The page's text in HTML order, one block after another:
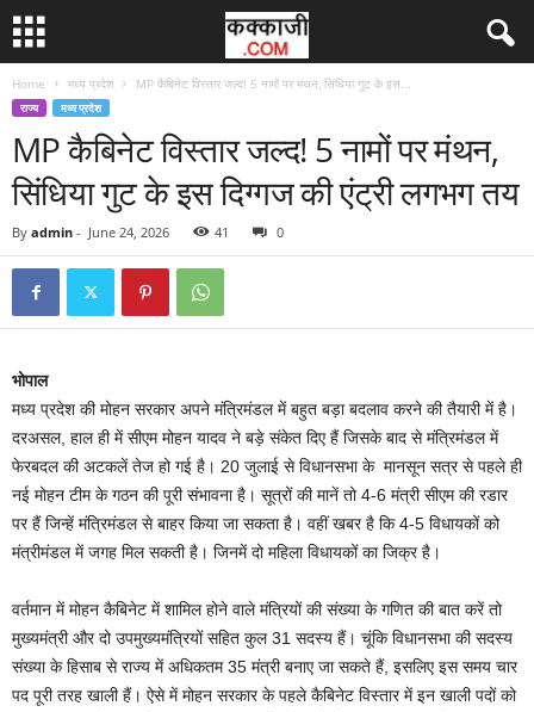
Home मध्य प्रदेश MP कैबिनेट विस्तार जल्द! 5 नामों पर मंथन, सिंधिया गुट के इस...
राज्य मध्य प्रदेश
MP कैबिनेट विस्तार जल्द! 5 नामों पर मंथन,
सिंधिया गुट के इस दिग्गज की एंट्री लगभग तय
By admin - June 24, 2026 41 0
भोपाल
मध्य प्रदेश की मोहन सरकार अपने मंत्रिमंडल में बहुत बड़ा बदलाव करने की तैयारी में है।
दरअसल, हाल ही में सीएम मोहन यादव ने बड़े संकेत दिए हैं जिसके बाद से मंत्रिमंडल में
फेरबदल की अटकलें तेज हो गई है। 20 जुलाई से विधानसभा के मानसून सत्र से पहले ही
नई मोहन टीम के गठन की पूरी संभावना है। सूत्रों की मानें तो 4-6 मंत्री सीएम की रडार
पर हैं जिन्हें मंत्रिमंडल से बाहर किया जा सकता है। वहीं खबर है कि 4-5 विधायकों को
मंत्रीमंडल में जगह मिल सकती है। जिनमें दो महिला विधायकों का जिक्र है।
वर्तमान में मोहन कैबिनेट में शामिल होने वाले मंत्रियों की संख्या के गणित की बात करें तो
मुख्यमंत्री और दो उपमुख्यमंत्रियों सहित कुल 31 सदस्य हैं। चूंकि विधानसभा की सदस्य
संख्या के हिसाब से राज्य में अधिकतम 35 मंत्री बनाए जा सकते हैं, इसलिए इस समय चार
पद पूरी तरह खाली हैं। ऐसे में मोहन सरकार के पहले कैबिनेट विस्तार में इन खाली पदों को